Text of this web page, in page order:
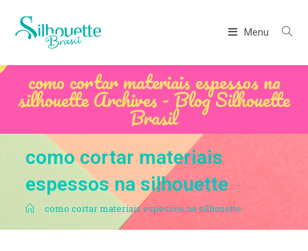
Menu
como cortar materiais espessos na
silhouette Archives - Blog Silhouette
Brasil
como cortar materiais
espessos na silhouette
. como cortar materiais espessos na silhouette